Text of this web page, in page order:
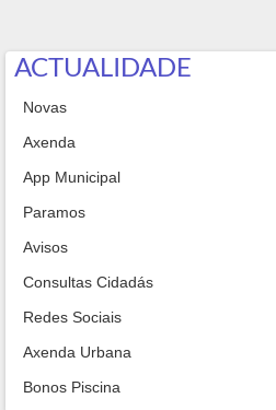
ACTUALIDADE
Novas
Axenda
App Municipal
Paramos
Avisos
Consultas Cidadás
Redes Sociais
Axenda Urbana
Bonos Piscina